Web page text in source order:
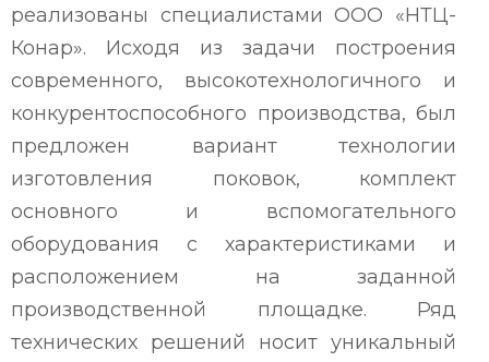
реализованы специалистами ООО «НТЦ-
Конар». Исходя из задачи построения
современного, высокотехнологичного и
конкурентоспособного производства, был
предложен вариант технологии
изготовления поковок, комплект
основного и вспомогательного
оборудования с характеристиками и
расположением на заданной
производственной площадке. Ряд
технических решений носит уникальный